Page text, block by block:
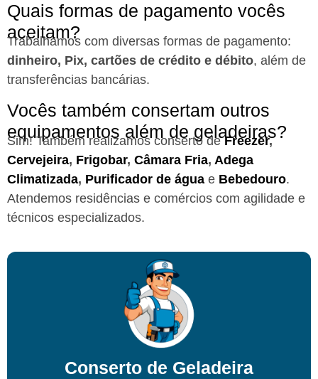
Quais formas de pagamento vocês
aceitam?
Trabalhamos com diversas formas de pagamento:
dinheiro, Pix, cartões de crédito e débito, além de
transferências bancárias.
Vocês também consertam outros
equipamentos além de geladeiras?
Sim! Também realizamos conserto deFreezer,
Cervejeira, Frigobar, Câmara Fria, Adega
Climatizada, Purificador de água e Bebedouro.
Atendemos residências e comércios com agilidade e
técnicos especializados.
Conserto de Geladeira